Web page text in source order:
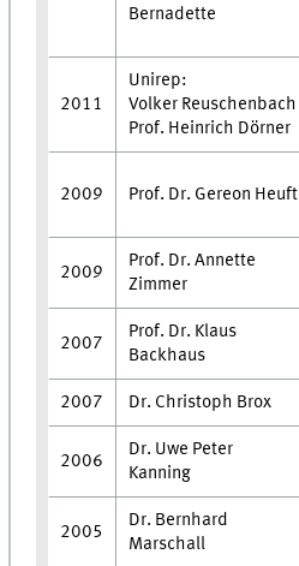
Bernadette
2011
Unirep:
Volker Reuschenbach
Prof. Heinrich Dörner
2009 Prof. Dr. Gereon Heuft
2009
Prof. Dr. Annette
Zimmer
2007
Prof. Dr. Klaus
Backhaus
2007 Dr. Christoph Brox
2006
Dr. Uwe Peter
Kanning
2005
Dr. Bernhard
Marschall